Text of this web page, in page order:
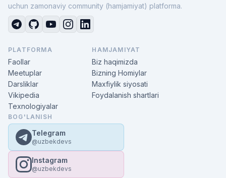
uchun zamonaviy community (hamjamiyat) platforma.
PLATFORMA
Faollar
Meetuplar
Darsliklar
Vikipedia
Texnologiyalar
HAMJAMIYAT
Biz haqimizda
Bizning Homiylar
Maxfiylik siyosati
Foydalanish shartlari
BOG'LANISH
Telegram
@uzbekdevs
Instagram
@uzbekdevs